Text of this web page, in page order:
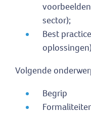
sector);
Best
oplossingen)
Volgende
Begrip